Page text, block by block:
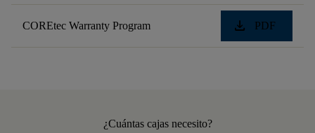
COREtec Warranty Program download PDF
¿Cuántas cajas necesito?